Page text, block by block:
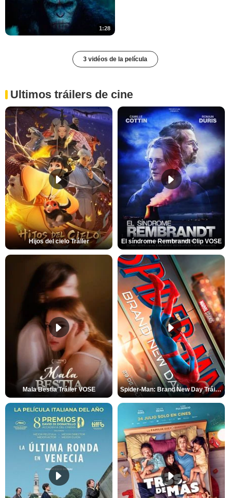
1:28
3 vidéos de la película
Ultimos tráilers de cine
Hijos del cielo Tráiler El síndrome Rembrandt Clip VOSE
Mala Bèstia Tráiler VOSE Spider-Man: Brand New Day Tráiler (3)